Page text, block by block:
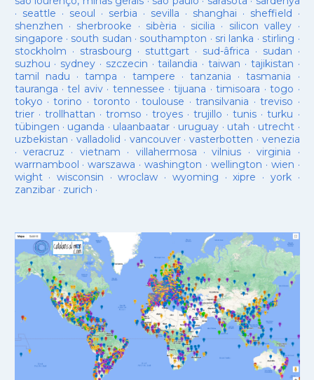
· seattle · seoul · serbia · sevilla · shanghai · sheffield ·
shenzhen · sherbrooke · sibèria · sicilia · silicon valley ·
singapore · south sudan · southampton · sri lanka · stirling ·
stockholm · strasbourg · stuttgart· sud-âfrica · sudan ·
suzhou · sydney · szczecin ·tailandia ·taiwan · tajikistan ·
tamil nadu ·tampa · tampere · tanzania ·tasmania ·
tauranga ·tel aviv· tennessee ·tijuana ·timisoara ·togo ·
tokyo ·torino ·toronto ·toulouse ·transilvania ·treviso ·
trier· trollhattan · tromso · troyes·trujillo ·tunis ·turku ·
tübingen · uganda · ulaanbaatar · uruguay · utah · utrecht ·
uzbekistan · valladolid · vancouver· vasterbotten · venezia
· veracruz · vietnam · villahermosa ·vilnius ·virginia ·
warrnambool ·warszawa ·washington · wellington · wien ·
wight· wisconsin ·wroclaw · wyoming ·xipre · york·
zanzibar· zurich ·